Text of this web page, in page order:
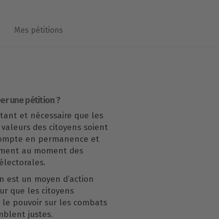
Mes pétitions
une pétition ?
et nécessaire que les
des citoyens soient
en permanence et
au moment des
est un moyen d’action
que les citoyens
pouvoir sur les combats
justes.